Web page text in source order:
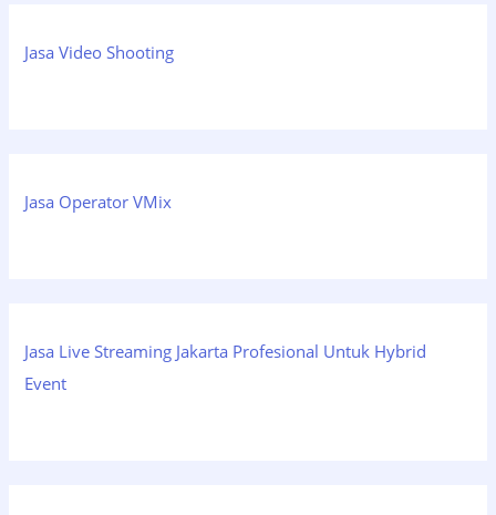
Jasa Video Shooting
Jasa Operator VMix
Jasa Live Streaming Jakarta Profesional Untuk Hybrid
Event